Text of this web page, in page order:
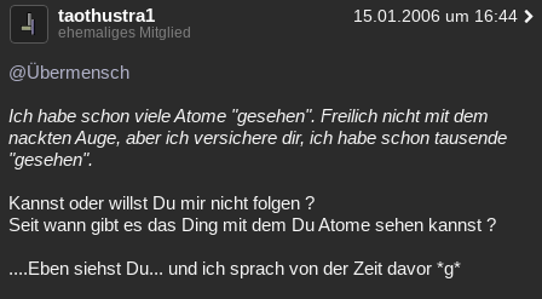
taothustra1 15.01.2006 um 16:44
ehemaliges Mitglied
@Übermensch
Ich habe schon viele Atome "gesehen". Freilich nicht mit dem
nackten Auge, aber ich versichere dir, ich habe schon tausende
"gesehen".
Kannst oder willst Du mir nicht folgen ?
Seit wann gibt es das Ding mit dem Du Atome sehen kannst ?
....Eben siehst Du... und ich sprach von der Zeit davor *g*